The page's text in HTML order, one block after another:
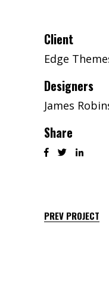
Client
Edge
Designers
James
Share
PREV PROJECT